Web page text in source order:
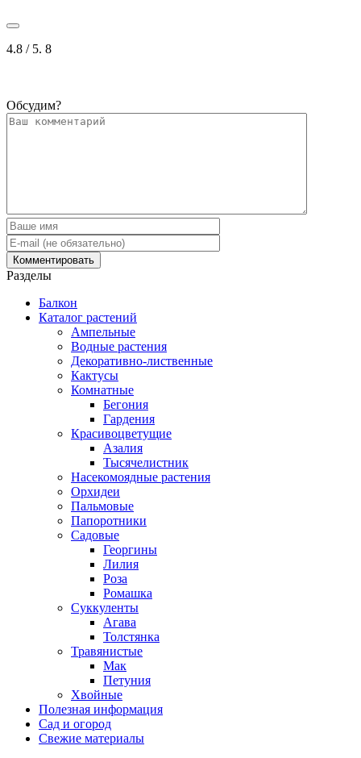
4.8 / 5. 8
Обсудим?
Разделы
Балкон
Каталог растений
Ампельные
Водные растения
Декоративно-лиственные
Кактусы
Комнатные
Бегония
Гардения
Красивоцветущие
Азалия
Тысячелистник
Насекомоядные растения
Орхидеи
Пальмовые
Папоротники
Садовые
Георгины
Лилия
Роза
Ромашка
Суккуленты
Агава
Толстянка
Травянистые
Мак
Петуния
Хвойные
Полезная информация
Сад и огород
Свежие материалы